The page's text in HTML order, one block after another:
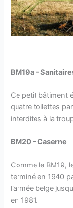
BM19a –
Ce petit bâtiment
quatre toilettes
interdites à la
BM20 – Caserne
Comme le BM19,
terminé en 1940
l’armée belge
en 1981.